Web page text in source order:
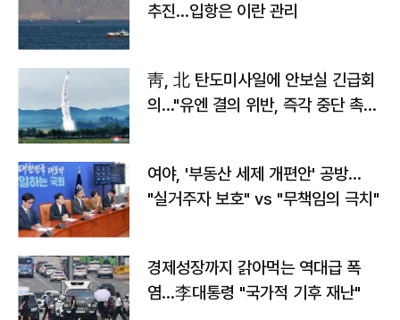
추진…입항은 이란 관리
靑, 北 탄도미사일에 안보실 긴급회
의…"유엔 결의 위반, 즉각 중단 촉
여야, '부동산 세제 개편안' 공방…
"실거주자 보호" vs "무책임의 극치"
경제성장까지 갉아먹는 역대급 폭
염…李대통령 "국가적 기후 재난"